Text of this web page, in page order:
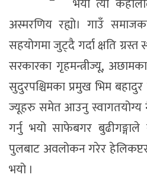
भयो त्यो
अस्मरणिय रह्यो। गाउँ
सहयोगमा जुट्दै गर्दा क्षति ग्रस्त
सरकारका गृहमन्त्रीज्यू,
सुदुरपश्चिमका प्रमुख भिम बहादुर
ज्यूहरु समेत आउनु स्वागतयोग्य नै
गर्नु भयो साफेबगर
पुलबाट अवलोकन गरेर
भयो ।